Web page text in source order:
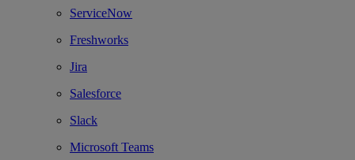
ServiceNow
Freshworks
Jira
Salesforce
Slack
Microsoft Teams